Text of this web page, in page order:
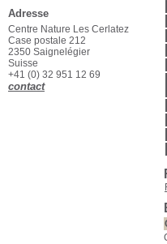
Adresse
Centre Nature Les Cerlatez
Case postale 212
2350 Saignelégier
Suisse
+41 (0) 32 951 12 69
contact